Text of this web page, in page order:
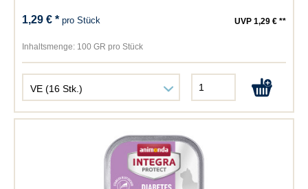
1,29 € *pro Stück UVP 1,29 € **
Inhaltsmenge: 100 GR pro Stück